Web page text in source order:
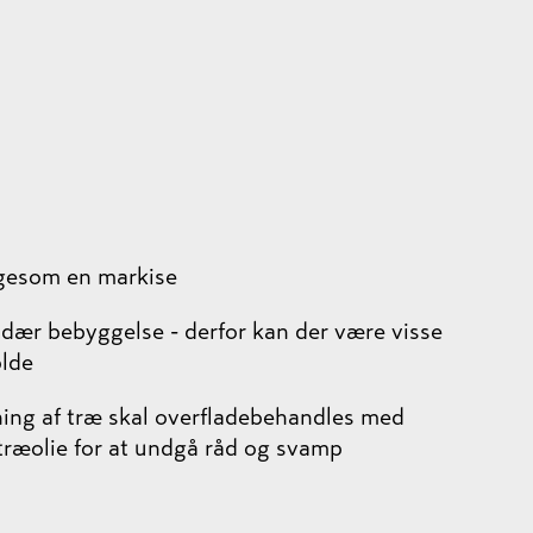
en markise
bebyggelse - derfor kan der være visse
af træ skal overfladebehandles med
for at undgå råd og svamp